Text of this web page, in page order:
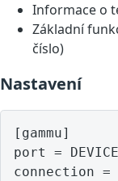
Informace o
Základní
číslo)
Nastavení
[gammu]
port = DEVICE
connection =